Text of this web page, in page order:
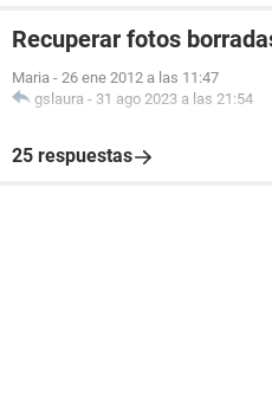
Recuperar fotos
Maria - 26 ene 2012 a las 11:47
gslaura - 31 ago 2023 a las 21:54
25 respuestas